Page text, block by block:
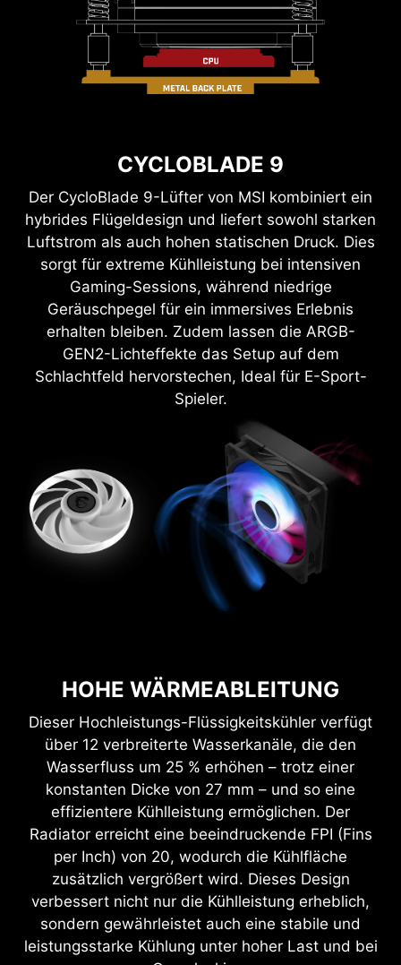
CYCLOBLADE 9
Der CycloBlade 9-Lüfter von MSI kombiniert ein
hybrides Flügeldesign und liefert sowohl starken
Luftstrom als auch hohen statischen Druck. Dies
sorgt für extreme Kühlleistung bei intensiven
Gaming-Sessions, während niedrige
Geräuschpegel für ein immersives Erlebnis
erhalten bleiben. Zudem lassen die ARGB-
GEN2-Lichteffekte das Setup auf dem
Schlachtfeld hervorstechen, Ideal für E-Sport-
Spieler.
HOHE WÄRMEABLEITUNG
Dieser Hochleistungs-Flüssigkeitskühler verfügt
über 12 verbreiterte Wasserkanäle, die den
Wasserfluss um 25 % erhöhen – trotz einer
konstanten Dicke von 27 mm – und so eine
effizientere Kühlleistung ermöglichen. Der
Radiator erreicht eine beeindruckende FPI (Fins
per Inch) von 20, wodurch die Kühlfläche
zusätzlich vergrößert wird. Dieses Design
verbessert nicht nur die Kühlleistung erheblich,
sondern gewährleistet auch eine stabile und
leistungsstarke Kühlung unter hoher Last und bei